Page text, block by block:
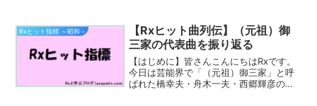
1945年10月9日- ）は、日本の女性歌
手、女優。本名...
Rxヒット指標 ～昭和～
【Rxヒット曲列伝】（元祖）御
三家の代表曲を振り返る
【はじめに】皆さんこんにちはRxです。
今日は芸能界で「（元祖）御三家」と呼
ばれた橋幸夫・舟木一夫・西郷輝彦のお